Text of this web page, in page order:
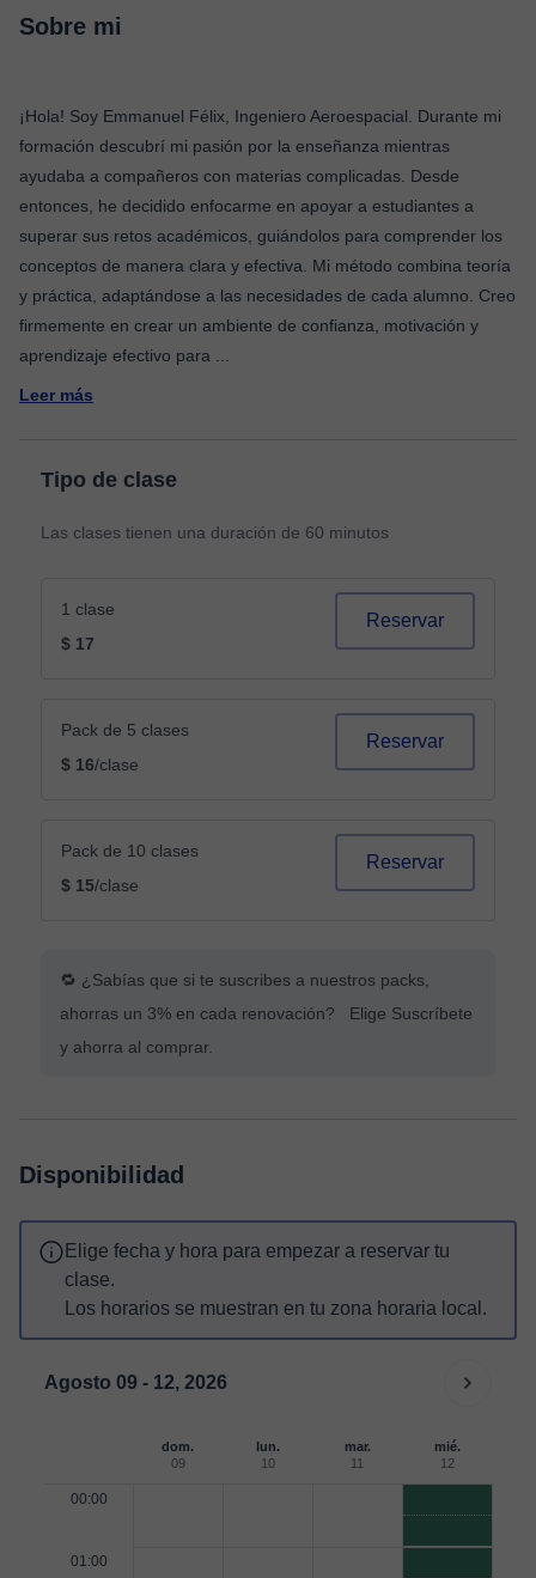
Sobre mi
¡Hola! Soy Emmanuel Félix, Ingeniero Aeroespacial. Durante mi
formación descubrí mi pasión por la enseñanza mientras
ayudaba a compañeros con materias complicadas. Desde
entonces, he decidido enfocarme en apoyar a estudiantes a
superar sus retos académicos, guiándolos para comprender los
conceptos de manera clara y efectiva. Mi método combina teoría
y práctica, adaptándose a las necesidades de cada alumno. Creo
firmemente en crear un ambiente de confianza, motivación y
aprendizaje efectivo para
Leer más
Tipo de clase
Las clases tienen una duración de 60 minutos
1 clase
$ 17
Reservar
Pack de 5 clases
$ 16/clase
Reservar
Pack de 10 clases
$ 15/clase
Reservar
🔁 ¿Sabías que si te suscribes a nuestros packs,
ahorras un 3% en cada renovación? Elige Suscríbete
y ahorra al comprar.
Disponibilidad
Elige fecha y hora para empezar a reservar tu
clase.
Los horarios se muestran en tu zona horaria local.
Agosto 09 - 12, 2026
dom.
09
lun.
10
mar.
11
mié.
12
00:00
01:00